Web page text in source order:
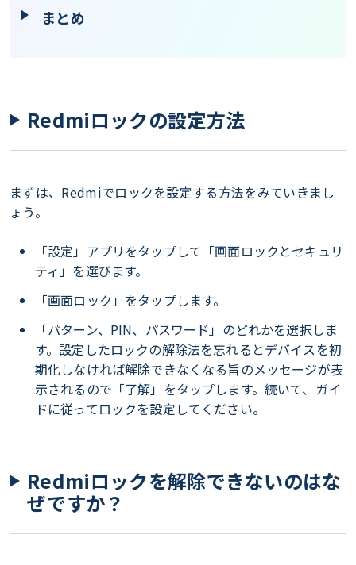
まとめ
Redmiロックの設定方法
まずは、Redmiでロックを設定する方法をみていきまし
ょう。
「設定」アプリをタップして「画面ロックとセキュリ
ティ」を選びます。
「画面ロック」をタップします。
「パターン、PIN、パスワード」のどれかを選択しま
す。設定したロックの解除法を忘れるとデバイスを初
期化しなければ解除できなくなる旨のメッセージが表
示されるので「了解」をタップします。続いて、ガイ
ドに従ってロックを設定してください。
Redmiロックを解除できないのはな
ぜですか？